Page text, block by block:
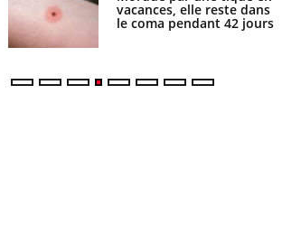
vacances, elle reste dans
le coma pendant 42 jours